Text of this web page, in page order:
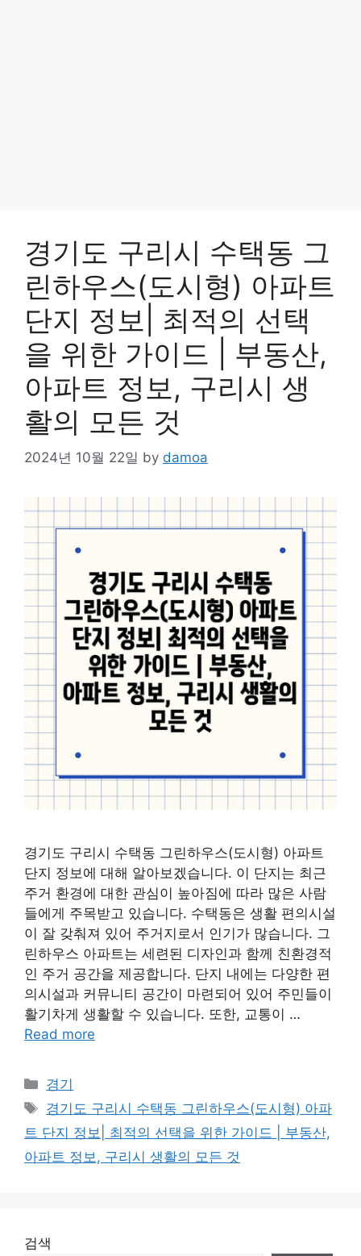
경기도 구리시 수택동 그
린하우스(도시형) 아파트
단지 정보| 최적의 선택
을 위한 가이드 | 부동산,
아파트 정보, 구리시 생
활의 모든 것
2024년 10월 22일 by damoa
경기도 구리시 수택동 그린하우스(도시형) 아파트
단지 정보에 대해 알아보겠습니다. 이 단지는 최근
주거 환경에 대한 관심이 높아짐에 따라 많은 사람
들에게 주목받고 있습니다. 수택동은 생활 편의시설
이 잘 갖춰져 있어 주거지로서 인기가 많습니다. 그
린하우스 아파트는 세련된 디자인과 함께 친환경적
인 주거 공간을 제공합니다. 단지 내에는 다양한 편
의시설과 커뮤니티 공간이 마련되어 있어 주민들이
활기차게 생활할 수 있습니다. 또한, 교통이 …
Read more
Categories
경기
Tags
경기도 구리시 수택동 그린하우스(도시형) 아파
트 단지 정보| 최적의 선택을 위한 가이드 | 부동산,
아파트 정보, 구리시 생활의 모든 것
검색